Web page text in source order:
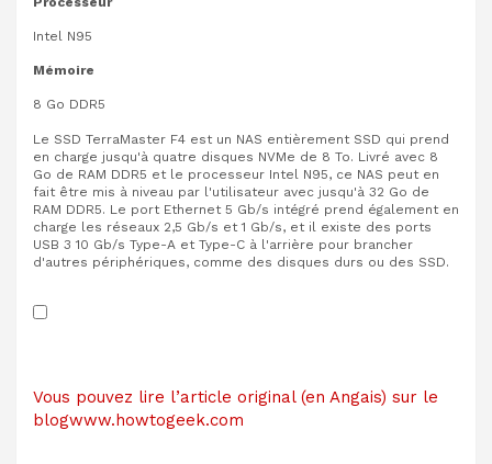
Intel N95
Mémoire
8 Go DDR5
Le SSD TerraMaster F4 est un NAS entièrement SSD qui prend
en charge jusqu'à quatre disques NVMe de 8 To. Livré avec 8
Go de RAM DDR5 et le processeur Intel N95, ce NAS peut en
fait être mis à niveau par l'utilisateur avec jusqu'à 32 Go de
RAM DDR5. Le port Ethernet 5 Gb/s intégré prend également en
charge les réseaux 2,5 Gb/s et 1 Gb/s, et il existe des ports
USB 3 10 Gb/s Type-A et Type-C à l'arrière pour brancher
d'autres périphériques, comme des disques durs ou des SSD.
Vous pouvez lire l’article original (en Angais) sur le
blogwww.howtogeek.com